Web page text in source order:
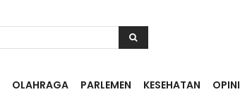
OLAHRAGA PARLEMEN KESEHATAN OPINI